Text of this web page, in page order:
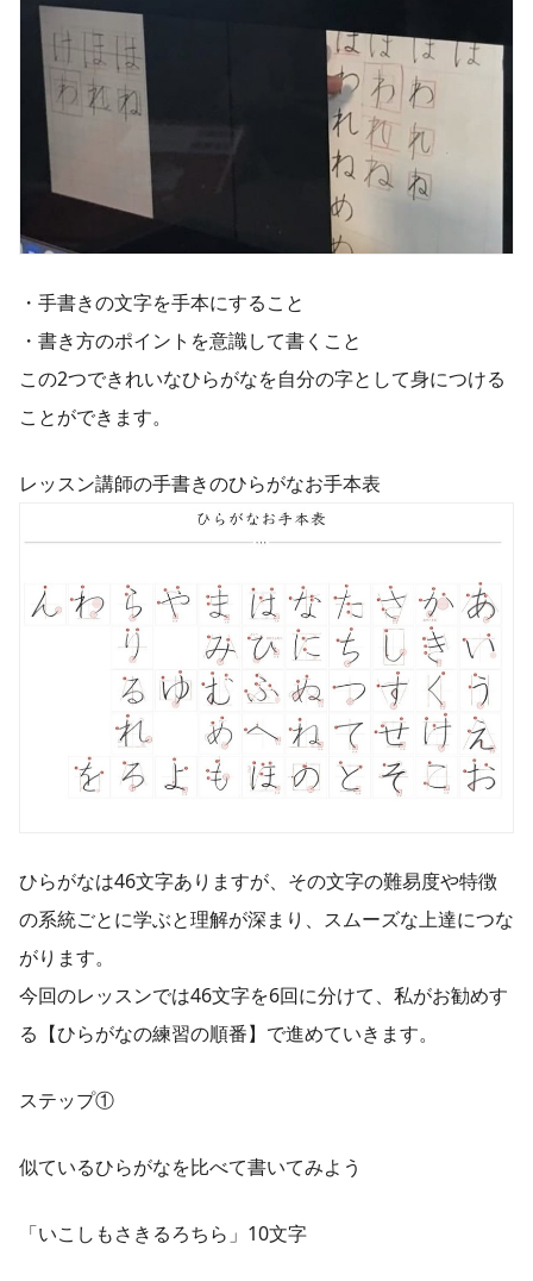
・手書きの文字を手本にすること
・書き方のポイントを意識して書くこと
この2つできれいなひらがなを自分の字として身につける
ことができます。
レッスン講師の手書きのひらがなお手本表
ひらがなは46文字ありますが、その文字の難易度や特徴
の系統ごとに学ぶと理解が深まり、スムーズな上達につな
がります。
今回のレッスンでは46文字を6回に分けて、私がお勧めす
る【ひらがなの練習の順番】で進めていきます。
ステップ①
似ているひらがなを比べて書いてみよう
「いこしもさきるろちら」10文字